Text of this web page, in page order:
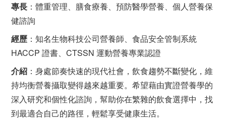
專長 ：體重管理、膳食療養、預防醫學營養、個人營養保
健諮詢
經歷 ：知名生物科技公司營養師、食品安全管制系統
HACCP 證書、CTSSN 運動營養專業認證
介紹 ：身處節奏快速的現代社會，飲食趨勢不斷變化，維
持均衡營養攝取變得越來越重要。希望藉由實證營養學的
深入研究和個性化諮詢，幫助你在繁雜的飲食選擇中，找
到最適合自己的路徑，輕鬆享受健康生活。